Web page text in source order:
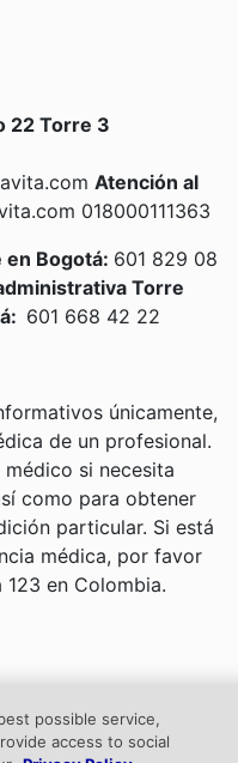
22 Torre 3
Atención al
018000111363
en Bogotá: 601 829 08
Torre
601 668 42 22
únicamente,
de un profesional.
si necesita
como para obtener
particular. Si está
médica, por favor
en Colombia.
possible service,
access to social